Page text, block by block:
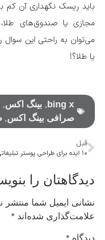
باید ریسک نگهداری آن کم
مجازی یا صندوق‌های
می‌توان به راحتی این
یا طلا؟!
bing x
, بینگ اکس,
صرافی بینگ اکس,
قبل
دیدگاهتان را
نشانی ایمیل شما منتشر
علامت‌گذاری شده‌اند *